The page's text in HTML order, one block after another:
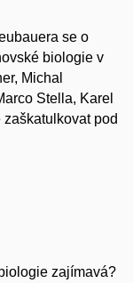
se o
biologie v
Michal
Stella, Karel
pod
zajímavá?